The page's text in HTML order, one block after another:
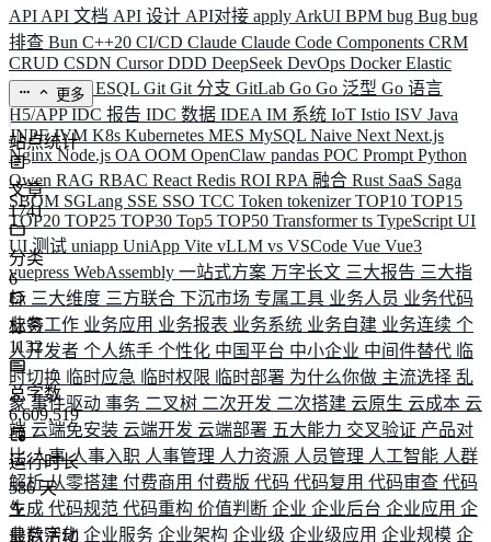
API API 文档 API 设计 API对接 apply ArkUI BPM bug Bug bug
排查 Bun C++20 CI/CD Claude Claude Code Components CRM
CRUD CSDN CursorDDD DeepSeek DevOps DockerElastic
ELK ElysiaESQL Git Git 分支 GitLab Go Go 泛型 Go 语言
H5/APPIDC 报告 IDC 数据 IDEA IM 系统 IoT Istio ISV Java
JNPFJVM K8s Kubernetes MES MySQL Naive Next Next.js
NginxNode.js OA OOM OpenClaw pandas POC Prompt Python
Qwen RAG RBAC React Redis ROI RPA 融合 Rust SaaS Saga
SBOM SGLang SSE SSO TCC Token tokenizerTOP10 TOP15
TOP20 TOP25 TOP30 Top5 TOP50 Transformerts TypeScript UI
UI 测试 uniapp UniApp Vite vLLM vs VSCode Vue Vue3
vuepress WebAssembly 一站式方案 万字长文 三大报告 三大指
标 三大维度 三方联合 下沉市场 专属工具 业务人员 业务代码
业务工作 业务应用 业务报表 业务系统 业务自建 业务连续 个
人开发者 个人练手 个性化 中国平台 中小企业 中间件替代 临
时切换 临时应急 临时权限 临时部署 为什么你做 主流选择 乱
象 事件驱动 事务 二叉树 二次开发 二次搭建 云原生 云成本 云
端 云端免安装 云端开发 云端部署 五大能力 交叉验证 产品对
比人事人事入职 人事管理 人力资源 人员管理 人工智能 人群
解析从零搭建 付费商用 付费版 代码 代码复用 代码审查 代码
生成 代码规范 代码重构 价值判断 企业 企业后台 企业应用 企
业数字化 企业服务 企业架构 企业级 企业级应用 企业规模 企
更多
站点统计
文章
1741
分类
6
标签
1132
总字数
6,609,519
运行时长
586 天
最后活动